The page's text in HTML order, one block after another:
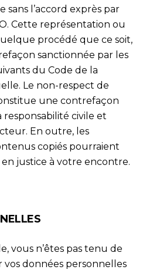
l’accord exprès par
Cette représentation ou
procédé que ce soit,
sanctionnée par les
du Code de la
Le non-respect de
une contrefaçon
civile et
En outre, les
copiés pourraient
justice à votre encontre.
vous n’êtes pas tenu de
données personnelles